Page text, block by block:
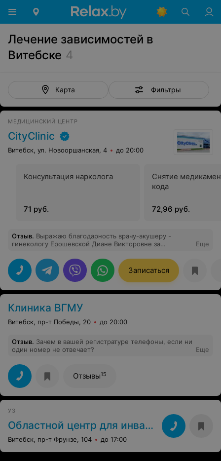
Лечение зависимостей в
Витебске 4
Карта Фильтры
МЕДИЦИНСКИЙ ЦЕНТР
CityClinic
Витебск, ул. Новооршанская, 4 до 20:00
Консультация нарколога
71 руб.
Снятие
кода
72,96 руб.
Отзыв. Выражаю благодарность врачу-акушеру -
гинекологу Ерошевской Диане Викторовне за
внимание и четкие рекомендации. Чувствовала себя
на приёме очень комфортно.
Еще
Записаться
Клиника ВГМУ
Витебск, пр-т Победы, 20 до 20:00
Отзыв. Зачем в вашей регистратуре телефоны, если ни
один номер не отвечает?
Еще
Отзывы15
УЗ
Областной центр для инвалидов
Витебск, пр-т Фрунзе, 104 до 17:00